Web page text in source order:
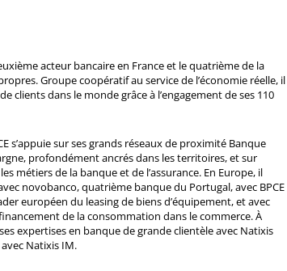
acteur bancaire en France et le quatrième de la
Groupe coopératif au service de l’économie réelle, il
clients dans le monde grâce à l’engagement de ses 110
s’appuie sur ses grands réseaux de proximité Banque
profondément ancrés dans les territoires, et sur
métiers de la banque et de l’assurance. En Europe, il
novobanco, quatrième banque du Portugal, avec BPCE
européen du leasing de biens d’équipement, et avec
de la consommation dans le commerce. À
expertises en banque de grande clientèle avec Natixis
Natixis IM.